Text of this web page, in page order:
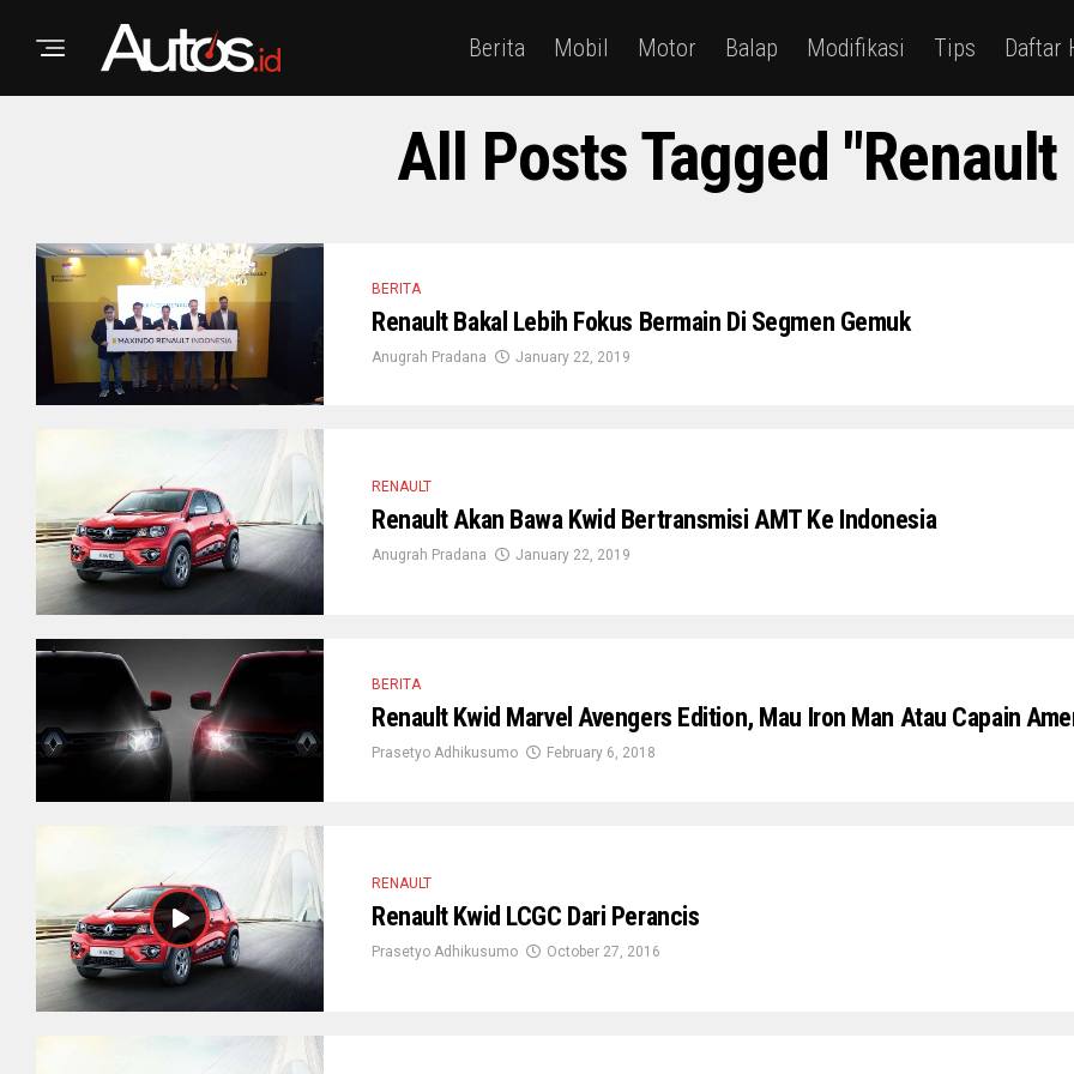
Berita Mobil Motor Balap Modifikasi Tips Daftar
All Posts Tagged "Renault
BERITA
Renault Bakal Lebih Fokus Bermain Di Segmen Gemuk
Anugrah Pradana January 22, 2019
RENAULT
Renault Akan Bawa Kwid Bertransmisi AMT Ke Indonesia
Anugrah Pradana January 22, 2019
BERITA
Renault Kwid Marvel Avengers Edition, Mau Iron Man Atau Capain
Prasetyo Adhikusumo February 6, 2018
RENAULT
Renault Kwid LCGC Dari Perancis
Prasetyo Adhikusumo October 27, 2016